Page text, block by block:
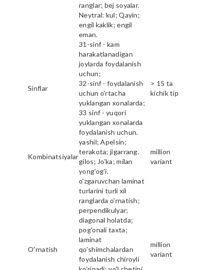
ranglar; bej soyalar.
Neytral: kul; Qayin;
engil kaklik; engil
eman.
Sinflar
31-sinf - kam
harakatlanadigan
joylarda foydalanish
uchun;
32-sinf - foydalanish
uchun o'rtacha
yuklangan xonalarda;
33 sinf - yuqori
yuklangan xonalarda
foydalanish uchun.
> 15 ta
kichik tip
Kombinatsiyalar
yashil; Apelsin;
terakota; jigarrang.
gilos; Jo'ka; milan
yong'og'i.
million
variant
O'rnatish
o'zgaruvchan laminat
turlarini turli xil
ranglarda o'rnatish;
perpendikulyar;
diagonal holatda;
pog'onali taxta;
laminat
qo'shimchalardan
foydalanish chiroyli
million
variant